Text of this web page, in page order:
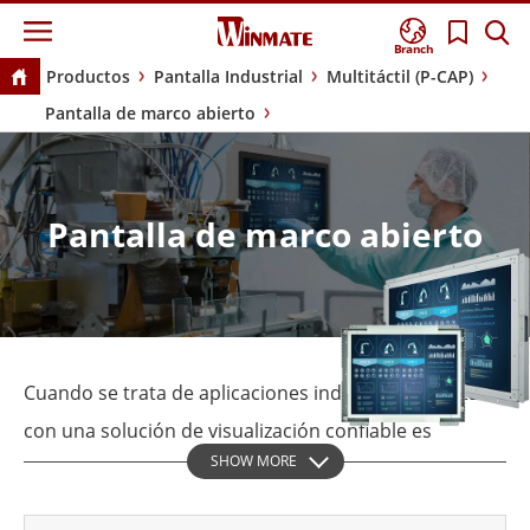
Branch
Productos Pantalla Industrial
Multitáctil (P-CAP)
Pantalla de marco abierto
Pantalla de marco abierto
Cuando se trata de aplicaciones industriales, contar
con una solución de visualización confiable es
esencial. Ya sea para sistemas de fabricación,
SHOW MORE